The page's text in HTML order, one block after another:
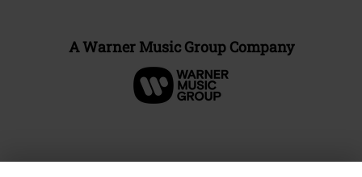
A Warner Music Group Company